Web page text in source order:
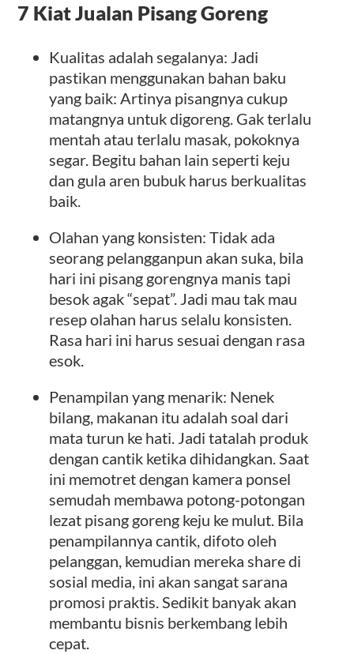
7 Kiat Jualan Pisang Goreng
Kualitas adalah segalanya: Jadi
pastikan menggunakan bahan baku
yang baik: Artinya pisangnya cukup
matangnya untuk digoreng. Gak terlalu
mentah atau terlalu masak, pokoknya
segar. Begitu bahan lain seperti keju
dan gula aren bubuk harus berkualitas
baik.
Olahan yang konsisten: Tidak ada
seorang pelangganpun akan suka, bila
hari ini pisang gorengnya manis tapi
besok agak “sepat”. Jadi mau tak mau
resep olahan harus selalu konsisten.
Rasa hari ini harus sesuai dengan rasa
esok.
Penampilan yang menarik: Nenek
bilang, makanan itu adalah soal dari
mata turun ke hati. Jadi tatalah produk
dengan cantik ketika dihidangkan. Saat
ini memotret dengan kamera ponsel
semudah membawa potong-potongan
lezat pisang goreng keju ke mulut. Bila
penampilannya cantik, difoto oleh
pelanggan, kemudian mereka share di
sosial media, ini akan sangat sarana
promosi praktis. Sedikit banyak akan
membantu bisnis berkembang lebih
cepat.